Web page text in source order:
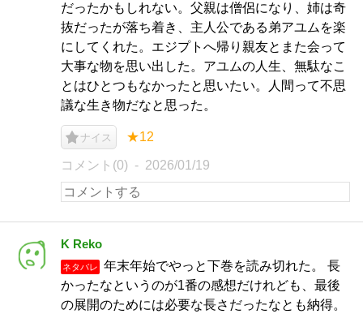
だったかもしれない。父親は僧侶になり、姉は奇
抜だったが落ち着き、主人公である弟アユムを楽
にしてくれた。エジプトへ帰り親友とまた会って
大事な物を思い出した。アユムの人生、無駄なこ
とはひとつもなかったと思いたい。人間って不思
議な生き物だなと思った。
ナイス ★12
コメント(0) 2026/01/19
K Reko
ネタバレ
年末年始でやっと下巻を読み切れた。 長
かったなというのが1番の感想だけれども、最後
の展開のためには必要な長さだったなとも納得。